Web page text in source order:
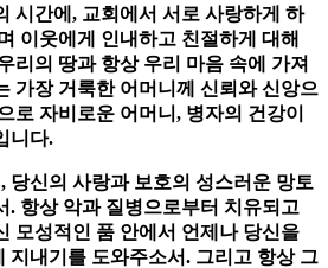
시간에, 교회에서 서로 사랑하게 하
이웃에게 인내하고 친절하게 대해
리의 땅과 항상 우리 마음 속에 가져
가장 거룩한 어머니께 신뢰와 신앙으
로 자비로운 어머니, 병자의 건강이
니다.
당신의 사랑과 보호의 성스러운 망토
. 항상 악과 질병으로부터 치유되고
모성적인 품 안에서 언제나 당신을
지내기를 도와주소서. 그리고 항상 그